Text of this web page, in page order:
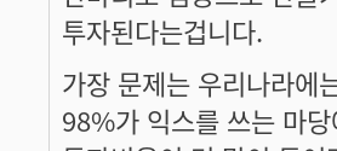
투자된다는겁니다.
가장 문제는 우리나라에
98%가 익스를 쓰는 마